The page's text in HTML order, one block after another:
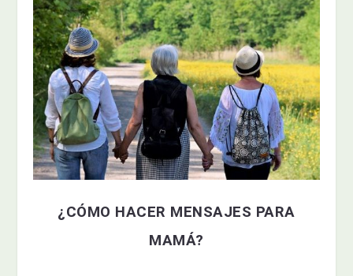
¿CÓMO HACER MENSAJES PARA
MAMÁ?